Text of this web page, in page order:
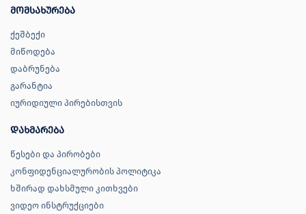
მომსახურება
ქეშბექი
მიწოდება
დაბრუნება
გარანტია
იურიდიული პირებისთვის
დახმარება
წესები და პირობები
კონფიდენციალურობის პოლიტიკა
ხშირად დახსმული კითხვები
ვიდეო ინსტრუქციები